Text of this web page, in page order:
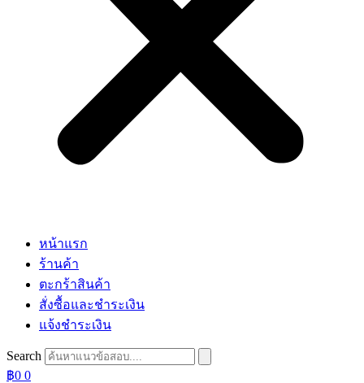
หน้าแรก
ร้านค้า
ตะกร้าสินค้า
สั่งซื้อและชำระเงิน
แจ้งชำระเงิน
Search
฿0 0